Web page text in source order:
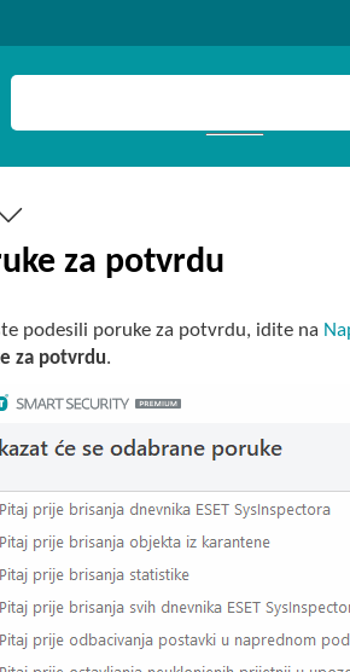
za potvrdu
podesili poruke za potvrdu, idite na
za potvrdu.